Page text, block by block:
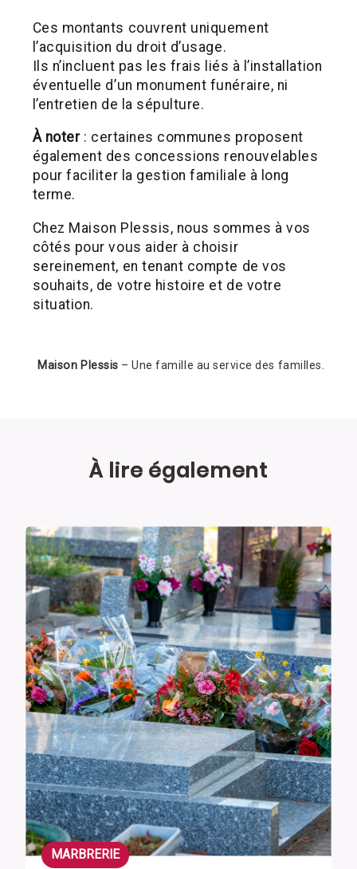
Ces montants couvrent uniquement
l’acquisition du droit d’usage.
Ils n’incluent pas les frais liés à l’installation
éventuelle d’un monument funéraire, ni
l’entretien de la sépulture.
À noter: certaines communes proposent
également des concessions renouvelables
pour faciliter la gestion familiale à long
terme.
Chez Maison Plessis, nous sommes à vos
côtés pour vous aider à choisir
sereinement, en tenant compte de vos
souhaits, de votre histoire et de votre
situation.
Maison Plessis – Une famille au service des familles.
À lire également
MARBRERIE